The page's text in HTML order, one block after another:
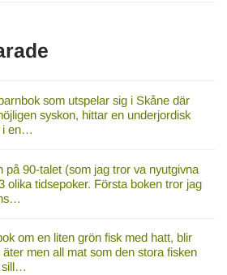
som utspelar sig i Skåne där
syskon, hittar en underjordisk
i en…
på 90-talet (som jag tror va nyutgivna
olika tidsepoker. Första boken tror jag
om en liten grön fisk med hatt, blir
men all mat som den stora fisken
sill…